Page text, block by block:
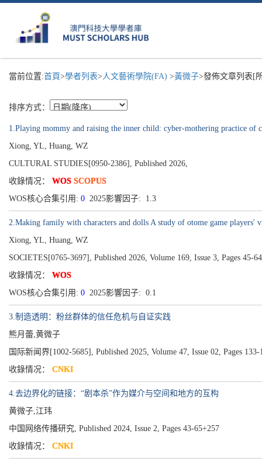
當前位置:首頁>學者列表>人文藝術學院(FA) >黃微子>發佈文章列表[
排序方式：
1.Playing mommy and raising the inner child: cyber-mothering practice of
Xiong, YL, Huang, WZ
CULTURAL STUDIES[0950-2386], Published 2026,
收錄情况： WOS SCOPUS
WOS核心合集引用: 0 2025影響因子: 1.3
2.Making family with characters and dolls A study of otome game players'
Xiong, YL, Huang, WZ
SOCIETES[0765-3697], Published 2026, Volume 169, Issue 3, Pages 45-64
收錄情况： WOS
WOS核心合集引用: 0 2025影響因子: 0.1
3.制造透明：粉丝群体的信任危机与自证实践
熊月蕾,黄微子
国际新闻界[1002-5685], Published 2025, Volume 47, Issue 02, Pages 133-
收錄情况： CNKI
4.去边界化的链接：“剧本杀”作为媒介与空间和地方的互构
黄微子,江玮
中国网络传播研究, Published 2024, Issue 2, Pages 43-65+257
收錄情况： CNKI